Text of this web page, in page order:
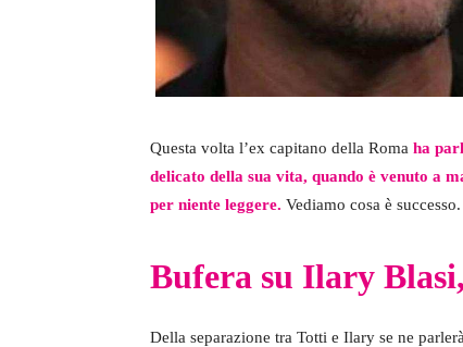
Questa volta l’ex capitano della Roma ha
delicato della sua vita, quando è venuto a
per niente leggere. Vediamo cosa è successo.
Bufera su Ilary
Della separazione tra Totti e Ilary se ne